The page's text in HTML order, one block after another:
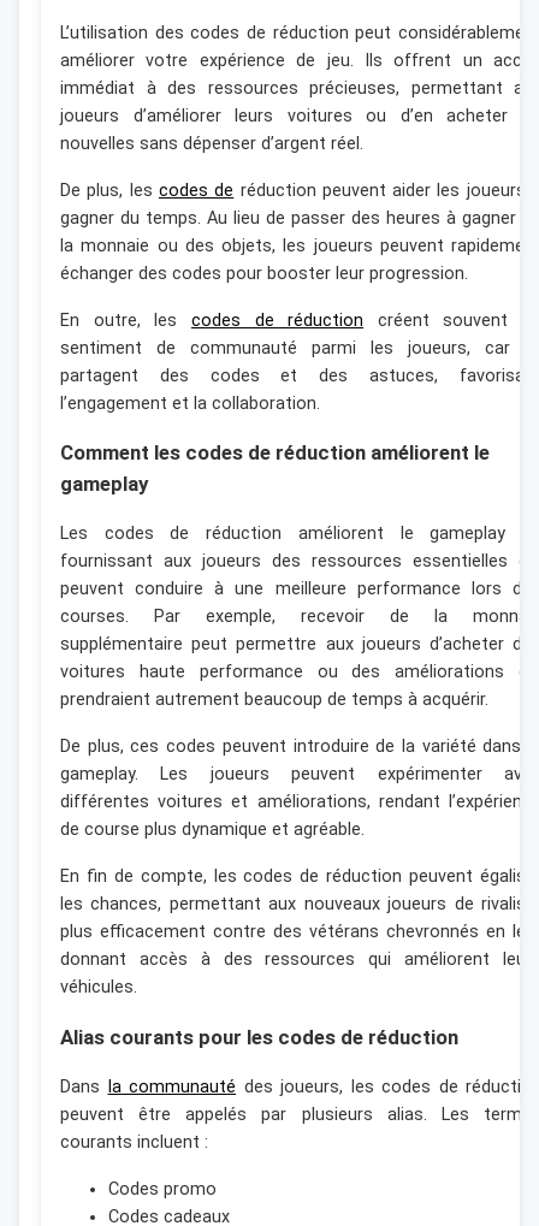
L’utilisation des codes de réduction peut
améliorer votre expérience de jeu. Ils offrent un
immédiat à des ressources précieuses, permettant
joueurs d’améliorer leurs voitures ou d’en acheter
nouvelles sans dépenser d’argent réel.
De plus, les codes de réduction peuvent aider les joueurs
gagner du temps. Au lieu de passer des heures à gagner
la monnaie ou des objets, les joueurs peuvent
échanger des codes pour booster leur progression.
En outre, les codes de réduction créent souvent
sentiment de communauté parmi les joueurs, car
partagent des codes et des astuces,
l’engagement et la collaboration.
Comment les codes de réduction améliorent le
gameplay
Les codes de réduction améliorent le gameplay
fournissant aux joueurs des ressources essentielles
peuvent conduire à une meilleure performance lors
courses. Par exemple, recevoir de la
supplémentaire peut permettre aux joueurs d’acheter
voitures haute performance ou des améliorations
prendraient autrement beaucoup de temps à acquérir.
De plus, ces codes peuvent introduire de la variété dans
gameplay. Les joueurs peuvent expérimenter
différentes voitures et améliorations, rendant
de course plus dynamique et agréable.
En fin de compte, les codes de réduction peuvent
les chances, permettant aux nouveaux joueurs de
plus efficacement contre des vétérans chevronnés en
donnant accès à des ressources qui améliorent
véhicules.
Alias courants pour les codes de réduction
Dans la communauté des joueurs, les codes de
peuvent être appelés par plusieurs alias. Les
courants incluent :
Codes promo
Codes cadeaux